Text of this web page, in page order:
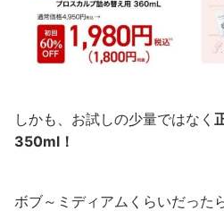
しかも、お試しの少量ではなく
350ml！
ボブ～ミディアムくらいだったら